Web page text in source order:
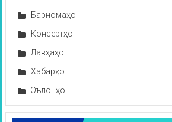
Барномаҳо
Консертҳо
Лавҳаҳо
Хабарҳо
Эълонҳо